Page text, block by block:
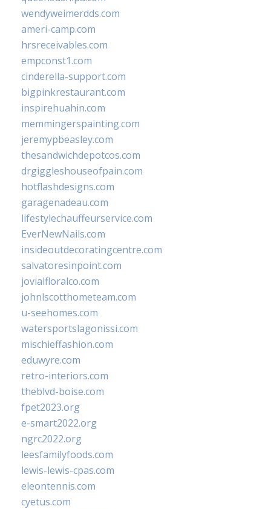
wendyweimerdds.com
ameri-camp.com
hrsreceivables.com
empconst1.com
cinderella-support.com
bigpinkrestaurant.com
inspirehuahin.com
memmingerspainting.com
jeremypbeasley.com
thesandwichdepotcos.com
drgiggleshouseofpain.com
hotflashdesigns.com
garagenadeau.com
lifestylechauffeurservice.com
EverNewNails.com
insideoutdecoratingcentre.com
salvatoresinpoint.com
jovialfloralco.com
johnlscotthometeam.com
u-seehomes.com
watersportslagonissi.com
mischieffashion.com
eduwyre.com
retro-interiors.com
theblvd-boise.com
fpet2023.org
e-smart2022.org
ngrc2022.org
leesfamilyfoods.com
lewis-lewis-cpas.com
eleontennis.com
cyetus.com